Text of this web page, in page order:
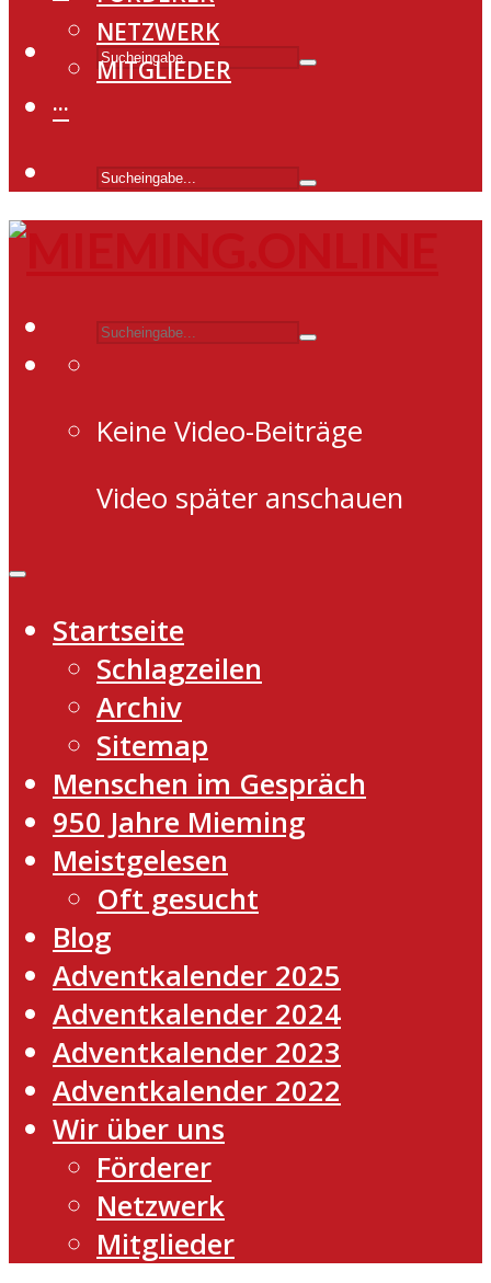
NETZWERK
MITGLIEDER
···
Keine Video-Beiträge
Video später anschauen
Startseite
Schlagzeilen
Archiv
Sitemap
Menschen im Gespräch
950 Jahre Mieming
Meistgelesen
Oft gesucht
Blog
Adventkalender 2025
Adventkalender 2024
Adventkalender 2023
Adventkalender 2022
Wir über uns
Förderer
Netzwerk
Mitglieder